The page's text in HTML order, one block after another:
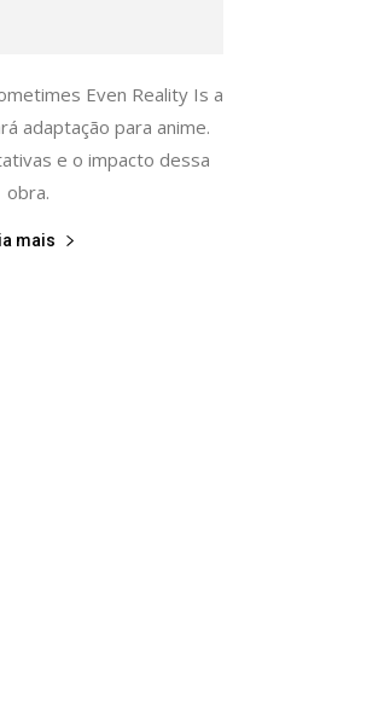
Even Reality Is a
adaptação para anime.
e o impacto dessa
obra.
mais